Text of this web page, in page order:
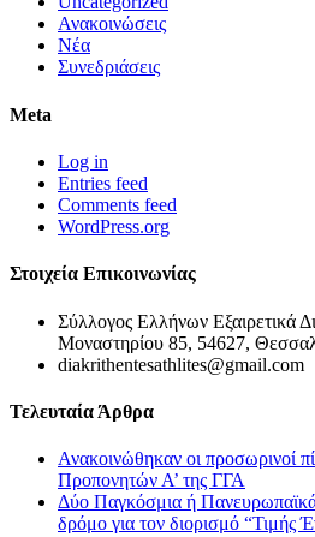
Ανακοινώσεις
Νέα
Συνεδριάσεις
Meta
Log in
Entries feed
Comments feed
WordPress.org
Στοιχεία Επικοινωνίας
Σύλλογος Ελλήνων Εξαιρετικά
Μοναστηρίου 85, 54627,
diakrithentesathlites@gmail.com
Τελευταία Άρθρα
Ανακοινώθηκαν οι προσωρινοί
Προπονητών Α’ της ΓΓΑ
Δύο Παγκόσμια ή Πανευρωπαϊκά
δρόμο για τον διορισμό “Τιμής